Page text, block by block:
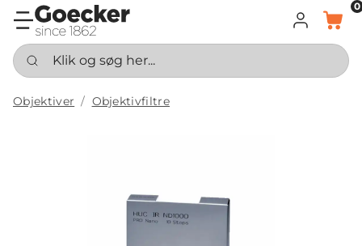
LOG INDKURV
0
Klik og søg her...
Objektiver Objektivfiltre